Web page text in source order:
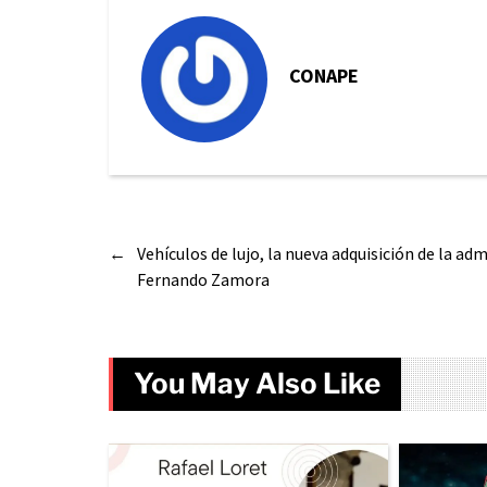
CONAPE
←
Vehículos de lujo, la nueva adquisición de la
Fernando Zamora
You May Also Like